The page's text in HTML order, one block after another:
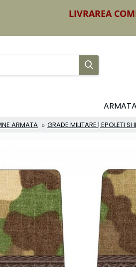
LIVRAREA
ARMATA GRADE MILITARE | EPOLETI SI